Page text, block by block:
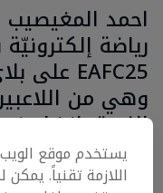
رياضة
وهي من
النسق إنشاء
والتنافس
للنهائيّات
يستخدم موقع الويب
اللازمة تقنياً.